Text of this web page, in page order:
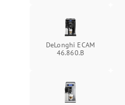
DeLonghi ECAM
46.860.B